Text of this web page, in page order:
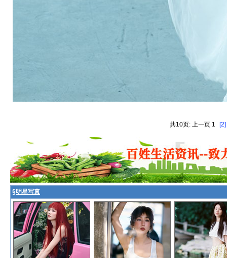
共10页: 上一页 1 [2]
§明星写真